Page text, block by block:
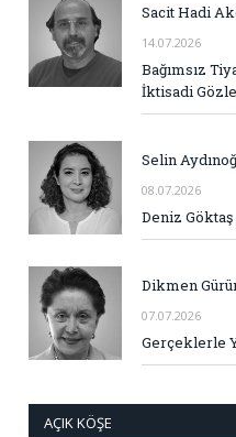
Sacit Hadi
14.07.2026
Bağımsız
İktisadi
Selin
08.07.2026
Deniz
Dikmen
07.07.2026
Gerçeklerle
AÇIK KÖŞE